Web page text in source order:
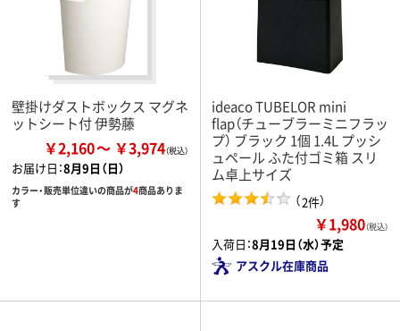
壁掛けダストボックス マグネ
ットシート付 伊勢藤
￥2,160 ￥3,974
お届け日：8月9日（日）
カラー・販売単位違いの商品が4商品ありま
す
ideaco TUBELOR mini
flap（チューブラーミニフラッ
プ） ブラック 1個 1.4L プッシ
ュペール ふた付ゴミ箱 スリ
ム卓上サイズ
（2件）
￥1,980（税込）
入荷日：8月19日（水）予定
アスクル在庫商品